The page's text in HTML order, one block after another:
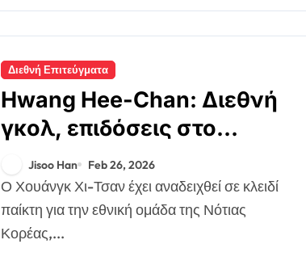
Διεθνή Επιτεύγματα
Hwang Hee-Chan: Διεθνή
γκολ, επιδόσεις στο
Παγκόσμιο Κύπελλο,
στιγμιότυπα από το
Κύπελλο Ασίας
Jisoo Han Feb 26, 2026
Ο Χουάνγκ Χι-Τσαν έχει αναδειχθεί σε κλειδί
παίκτη για την εθνική ομάδα της Νότιας
Κορέας,...